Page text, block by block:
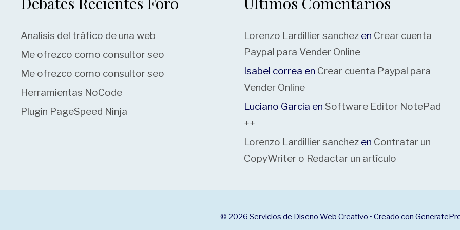
Analisis del tráfico de una web
Me ofrezco como consultor seo
Me ofrezco como consultor seo
Herramientas NoCode
Plugin PageSpeed Ninja
Lorenzo Lardillier sanchezen Crear cuenta
Paypal para Vender Online
Isabel correa en Crear cuenta Paypal para
Vender Online
Luciano Garcia en Software Editor NotePad
++
Lorenzo Lardillier sanchezen Contratar un
CopyWriter o Redactar un artículo
© 2026 Servicios de Diseño Web Creativo • Creado con